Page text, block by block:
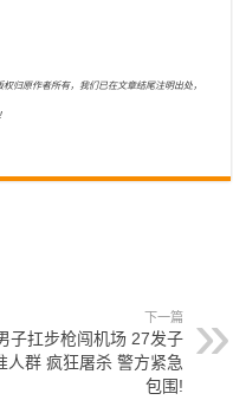
归原作者所有，我们已在文章结尾注明出处，
下一篇
子扛步枪闯机场 27发子
人群 疯狂屠杀 警方紧急
包围!